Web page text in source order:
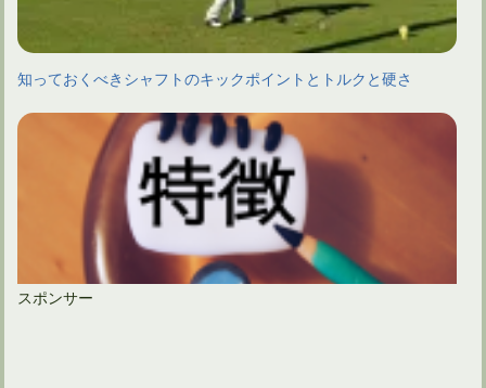
知っておくべきシャフトのキックポイントとトルクと硬さ
スポンサー